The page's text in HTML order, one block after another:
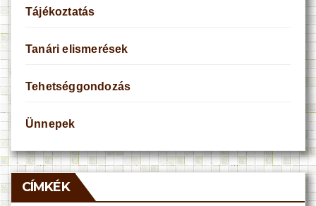
Tájékoztatás
Tanári elismerések
Tehetséggondozás
Ünnepek
CÍMKÉK